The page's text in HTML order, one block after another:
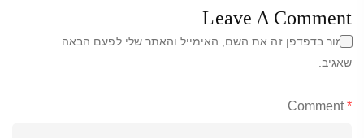
Leave A Comment
שמור בדפדפן זה את השם, האימייל והאתר שלי לפעם הבאה
שאגיב.
*
Comment